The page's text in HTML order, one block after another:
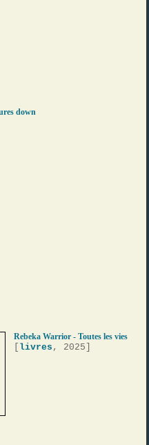
down
Rebeka Warrior - Toutes les vies
livres , 2025]